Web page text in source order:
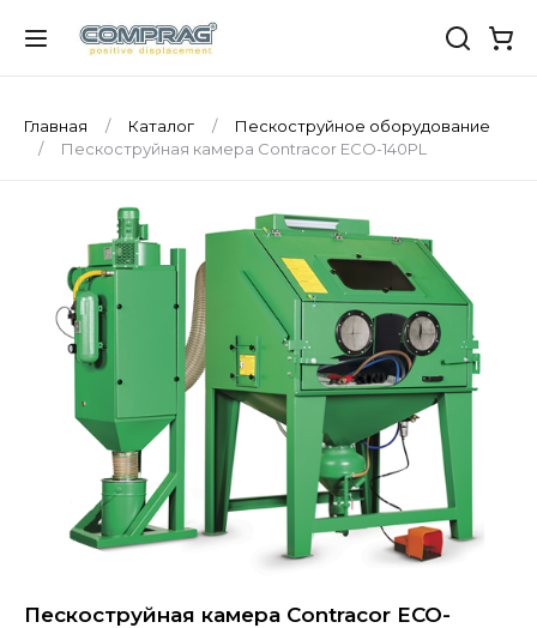
Главная Каталог
Пескоструйное оборудование
Пескоструйная камера Contracor ECO-140PL
Пескоструйная камера Contracor ECO-